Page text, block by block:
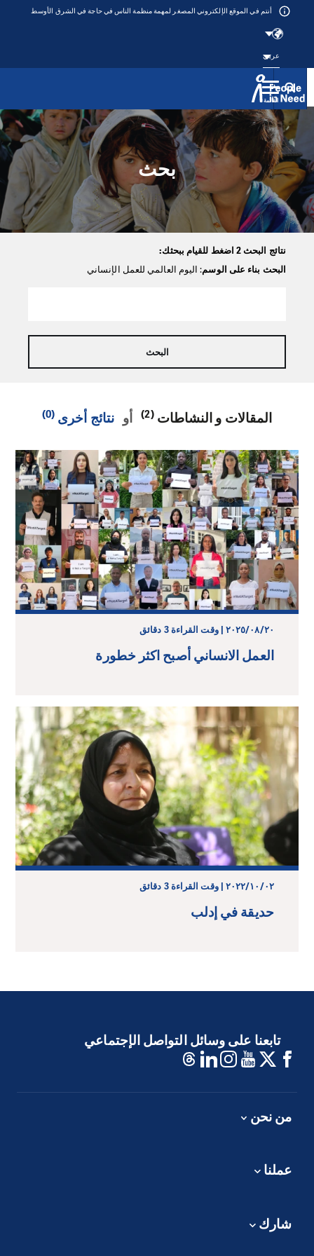
Přeskočit na obsah
أنتم في الموقع الإلكتروني المصغر لمهمة منظمة الناس في حاجة في الشرق الأوسط
عربي
القائمة
بحث
نتائج البحث 2 اضغط للقيام ببحثك:
البحث بناء على الوسم: اليوم العالمي للعمل الإنساني
المقالات و النشاطات أو نتائج أخرى
٢٠‏/٠٨‏/٢٠٢٥ | وقت القراءة 3 دقائق
العمل الانساني أصبح اكثر خطورة
٠٢‏/١٠‏/٢٠٢٢ | وقت القراءة 3 دقائق
حديقة في إدلب
تابعنا على وسائل التواصل الإجتماعي
من نحن
عملنا
شارك